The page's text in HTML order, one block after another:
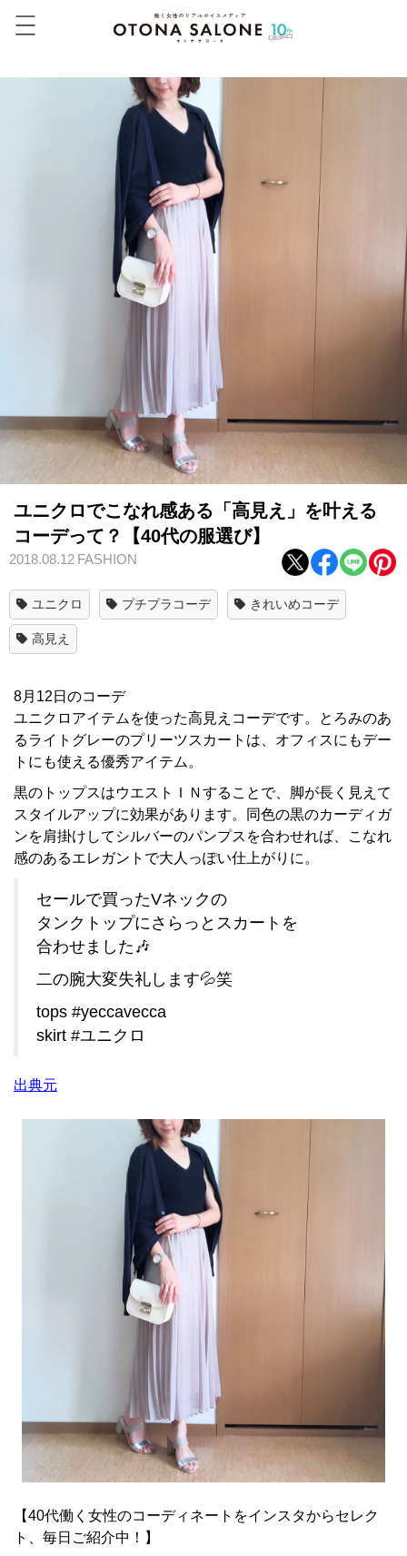
ユニクロでこなれ感ある「高見え」を叶える
コーデって？【40代の服選び】
2018.08.12 FASHION
ユニクロ プチプラコーデ きれいめコーデ
高見え
8月12日のコーデ
ユニクロアイテムを使った高見えコーデです。とろみのあ
るライトグレーのプリーツスカートは、オフィスにもデー
トにも使える優秀アイテム。
黒のトップスはウエストＩＮすることで、脚が長く見えて
スタイルアップに効果があります。同色の黒のカーディガ
ンを肩掛けしてシルバーのパンプスを合わせれば、こなれ
感のあるエレガントで大人っぽい仕上がりに。
セールで買ったVネックの
タンクトップにさらっとスカートを
合わせました🎶
二の腕大変失礼します💦笑
tops #yeccavecca
skirt #ユニクロ
出典元
【40代働く女性のコーディネートをインスタからセレク
ト、毎日ご紹介中！】